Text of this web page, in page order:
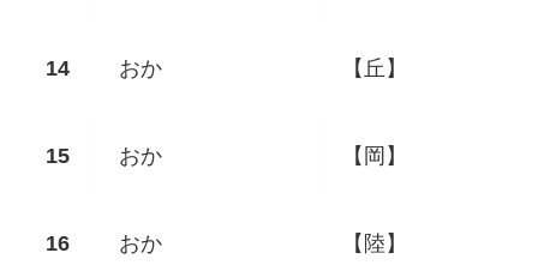
おか 【丘】
おか 【岡】
おか 【陸】